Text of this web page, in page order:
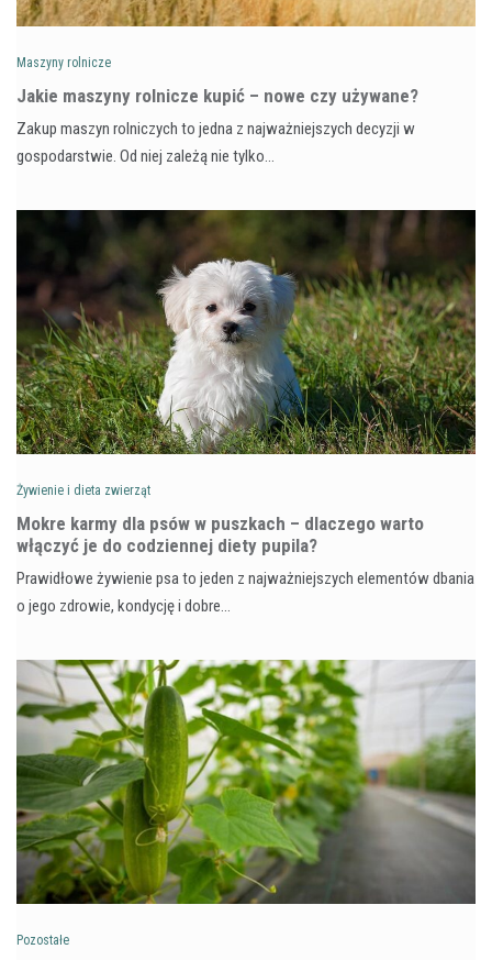
Maszyny rolnicze
Jakie maszyny rolnicze kupić – nowe czy używane?
Zakup maszyn rolniczych to jedna z najważniejszych decyzji w
gospodarstwie. Od niej zależą nie tylko…
Żywienie i dieta zwierząt
Mokre karmy dla psów w puszkach – dlaczego warto
włączyć je do codziennej diety pupila?
Prawidłowe żywienie psa to jeden z najważniejszych elementów dbania
o jego zdrowie, kondycję i dobre…
Pozostałe